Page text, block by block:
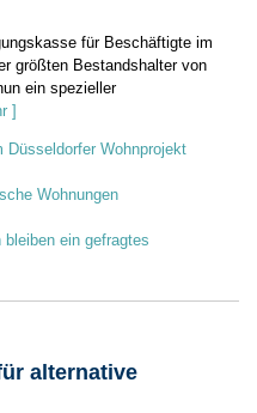
für Beschäftigte im
größten Bestandshalter von
ein spezieller
]
Düsseldorfer Wohnprojekt
Wohnungen
ein gefragtes
alternative